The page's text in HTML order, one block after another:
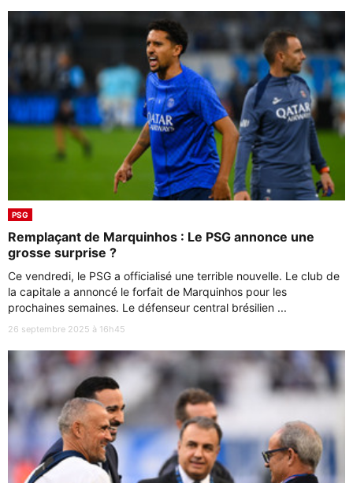
PSG
Remplaçant de Marquinhos : Le PSG annonce une
grosse surprise ?
Ce vendredi, le PSG a officialisé une terrible nouvelle. Le club de
la capitale a annoncé le forfait de Marquinhos pour les
prochaines semaines. Le défenseur central brésilien ...
26 septembre 2025 à 16h45